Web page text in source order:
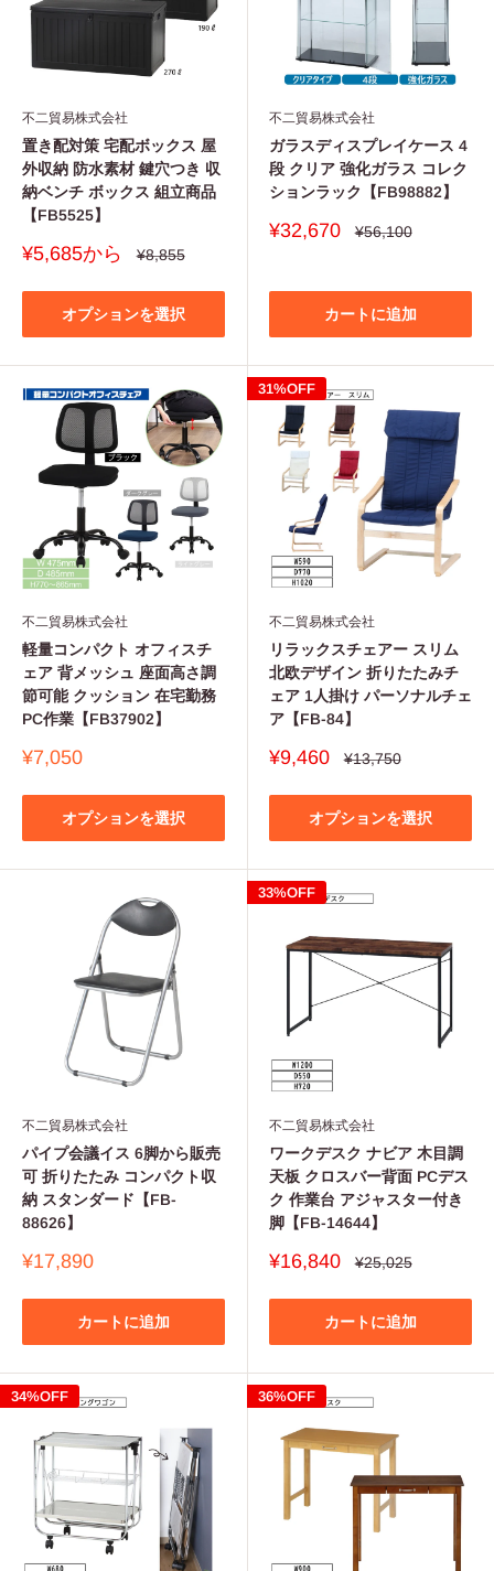
不二貿易株式会社
置き配対策 宅配ボックス 屋
外収納 防水素材 鍵穴つき 収
納ベンチ ボックス 組立商品
【FB5525】
販
価
¥5,685から
通
¥8,855
オプションを選択
不二貿易株式会社
ガラスディスプレイケース 4
段 クリア 強化ガラス コレク
ションラック【FB98882】
販
格
¥32,670
通
¥56,100
カートに追加
不二貿易株式会社
軽量コンパクト オフィスチ
ェア 背メッシュ 座面高さ調
節可能 クッション 在宅勤務
PC作業【FB37902】
販
価
¥7,050
オプションを選択
31%OFF
不二貿易株式会社
リラックスチェアー スリム
北欧デザイン 折りたたみチ
ェア 1人掛け パーソナルチェ
ア【FB-84】
販
価
¥9,460
通
¥13,750
オプションを選択
不二貿易株式会社
パイプ会議イス 6脚から販売
可 折りたたみ コンパクト収
納 スタンダード【FB-
88626】
販
価
¥17,890
カートに追加
33%OFF
不二貿易株式会社
ワークデスク ナビア 木目調
天板 クロスバー背面 PCデス
ク 作業台 アジャスター付き
脚【FB-14644】
販
価
¥16,840
通
¥25,025
カートに追加
34%OFF 36%OFF